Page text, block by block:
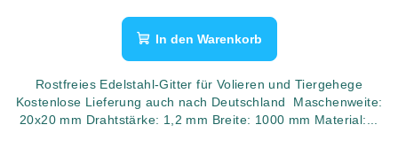
In den Warenkorb
Rostfreies Edelstahl-Gitter für Volieren und Tiergehege
Kostenlose Lieferung auch nach Deutschland Maschenweite:
20x20 mm Drahtstärke: 1,2 mm Breite: 1000 mm Material:...